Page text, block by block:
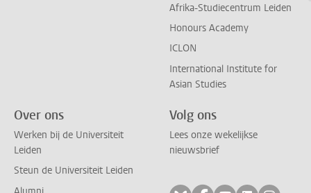
Afrika-Studiecentrum Leiden
Honours Academy
ICLON
International Institute for
Asian Studies
Over ons
Werken bij de Universiteit
Leiden
Steun de Universiteit Leiden
Volg ons
Lees onze wekelijkse
nieuwsbrief